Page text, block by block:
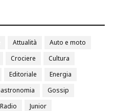
Attualità
Auto e moto
Crociere
Cultura
Editoriale
Energia
Gossip
Junior